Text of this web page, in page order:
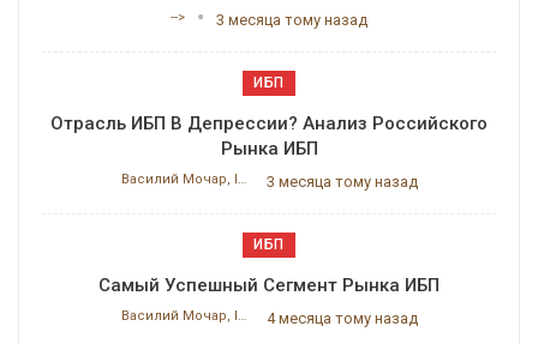
--> 3 месяца тому назад
ИБП
Отрасль ИБП В Депрессии? Анализ Российского
Рынка ИБП
Василий Мочар, ITResearch 3 месяца тому назад
ИБП
Самый Успешный Сегмент Рынка ИБП
Василий Мочар, ITResearch 4 месяца тому назад